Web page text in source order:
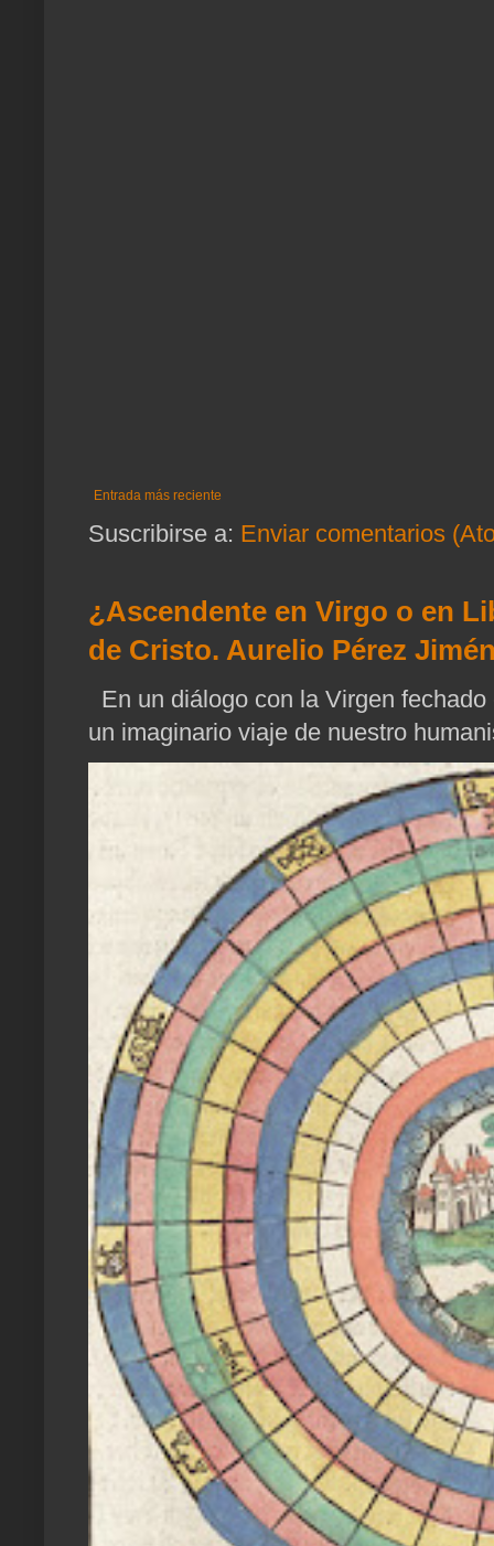
Entrada más reciente
Suscribirse a: Enviar comentarios
¿Ascendente en Virgo o en
de Cristo. Aurelio Pérez
En un diálogo con la Virgen
un imaginario viaje de nuestro